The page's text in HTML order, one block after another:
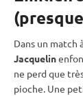
Dans un match
Jacquelin
ne perd que
pioche. Une